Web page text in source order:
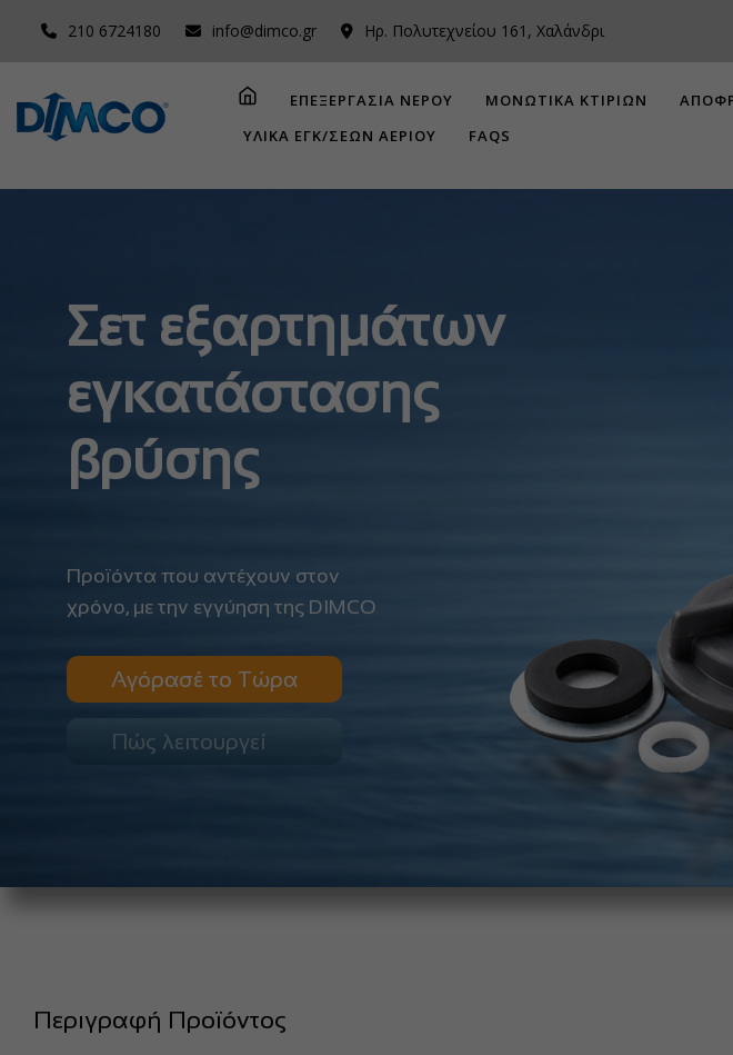
210 6724180 info@dimco.gr Ηρ. Πολυτεχνείου 161, Χαλάνδρι
ΕΠΕΞΕΡΓΑΣΙΑ ΝΕΡΟΥ ΜΟΝΩΤΙΚΑ ΚΤΙΡΙΩΝ
ΥΛΙΚΑ ΕΓΚ/ΣΕΩΝ ΑΕΡΙΟΥ
FAQS
Σετ εξαρτημάτων
εγκατάστασης
βρύσης
Προϊόντα που αντέχουν στον
χρόνο, με την εγγύηση της DIMCO
Αγόρασέ το Τώρα
Πώς λειτουργεί
Περιγραφή Προϊόντος